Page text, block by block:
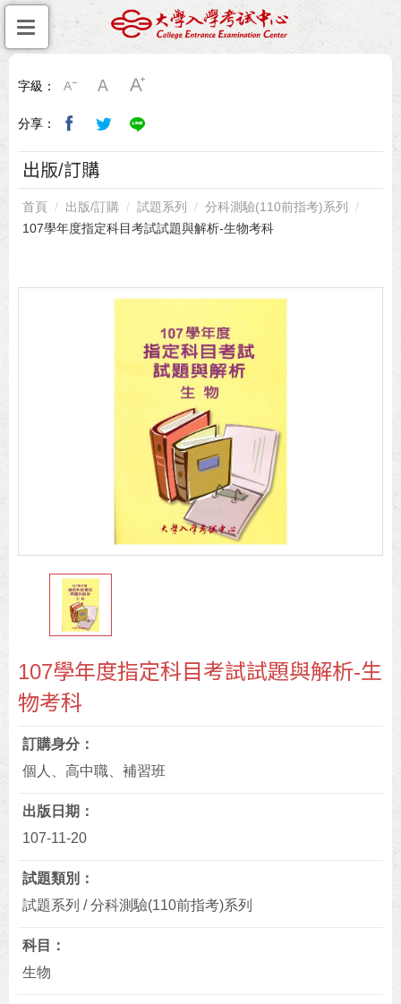
字級：
分享：
出版/訂購
首頁 出版/訂購 試題系列
分科測驗(110前指考)系列
107學年度指定科目考試試題與解析-生物考科
107學年度指定科目考試試題與解析-生
物考科
訂購身分
個人、高中職、補習班
出版日期
107-11-20
試題類別
試題系列 / 分科測驗(110前指考)系列
科目
生物